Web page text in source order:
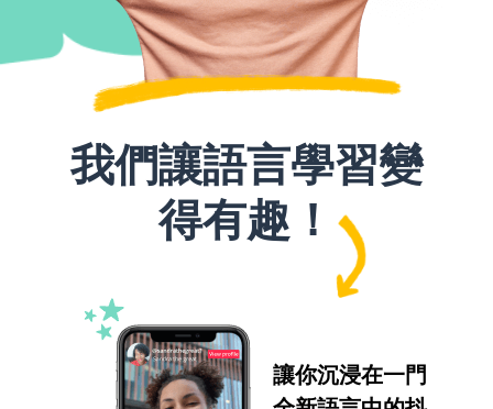
我們讓語言學習變
得有趣！
讓你沉浸在一門